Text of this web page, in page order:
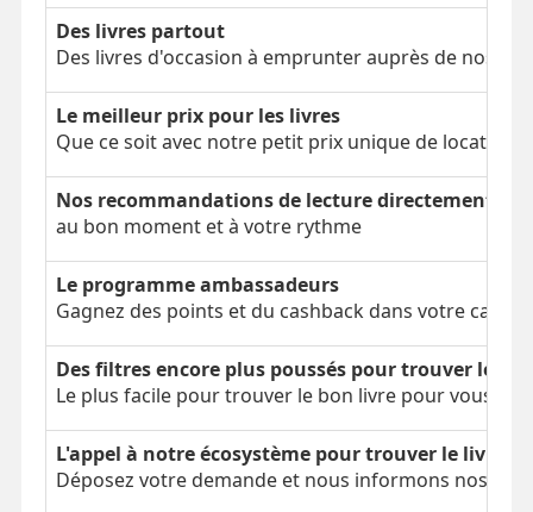
Des livres partout
Des livres d'occasion à emprunter auprès de nos
Le meilleur prix pour les livres
Que ce soit avec notre petit prix unique de location
Nos recommandations de lecture directement
au bon moment et à votre rythme
Le programme ambassadeurs
Gagnez des points et du cashback dans votre
Des filtres encore plus poussés pour trouver le
Le plus facile pour trouver le bon livre pour vous
L'appel à notre écosystème pour trouver le livre
Déposez votre demande et nous informons nos